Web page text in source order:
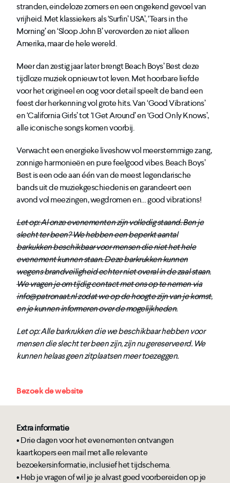
stranden, eindeloze zomers en een ongekend gevoel van
vrijheid. Met klassiekers als ‘Surfin’ USA’, ‘Tears in the
Morning’ en ‘Sloop John B’ veroverden ze niet alleen
Amerika, maar de hele wereld.
Meer dan zestig jaar later brengt Beach Boys’ Best deze
tijdloze muziek opnieuw tot leven. Met hoorbare liefde
voor het origineel en oog voor detail speelt de band een
feest der herkenning vol grote hits. Van ‘Good Vibrations’
en ‘California Girls’ tot ‘I Get Around’ en ‘God Only Knows’,
alle iconische songs komen voorbij.
Verwacht een energieke liveshow vol meerstemmige zang,
zonnige harmonieën en pure feelgood vibes. Beach Boys’
Best is een ode aan één van de meest legendarische
bands uit de muziekgeschiedenis en garandeert een
avond vol meezingen, wegdromen en… good vibrations!
Let op: Al onze evenementen zijn volledig staand. Ben je
slecht ter been? We hebben een beperkt aantal
barkukken beschikbaar voor mensen die niet het hele
evenement kunnen staan. Deze barkrukken kunnen
wegens brandveiligheid echter niet overal in de zaal staan.
We vragen je om tijdig contact met ons op te nemen via
info@patronaat.nl zodat we op de hoogte zijn van je komst,
en je kunnen informeren over de mogelijkheden.
Let op: Alle barkrukken die we beschikbaar hebben voor
mensen die slecht ter been zijn, zijn nu gereserveerd. We
kunnen helaas geen zitplaatsen meer toezeggen.
Bezoek de website
Extra informatie
• Drie dagen voor het evenementen ontvangen
kaartkopers een mail met alle relevante
bezoekersinformatie, inclusief het tijdschema.
• Heb je vragen of wil je je alvast goed voorbereiden op je